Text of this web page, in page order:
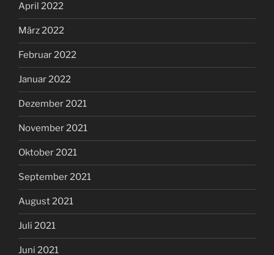
April 2022
März 2022
Februar 2022
Januar 2022
Dezember 2021
November 2021
Oktober 2021
September 2021
August 2021
Juli 2021
Juni 2021